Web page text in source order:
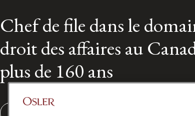
Chef de file dans le
droit des affaires au
plus de 160 ans